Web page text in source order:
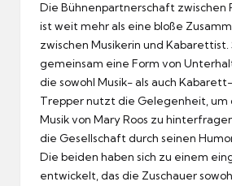
Die Bühnenpartnerschaft zwischen
ist weit mehr als eine bloße
zwischen Musikerin und Kabarettist.
gemeinsam eine Form von
die sowohl Musik- als auch Kabarett-
Trepper nutzt die Gelegenheit, um
Musik von Mary Roos zu
die Gesellschaft durch seinen
Die beiden haben sich zu einem
entwickelt, das die Zuschauer